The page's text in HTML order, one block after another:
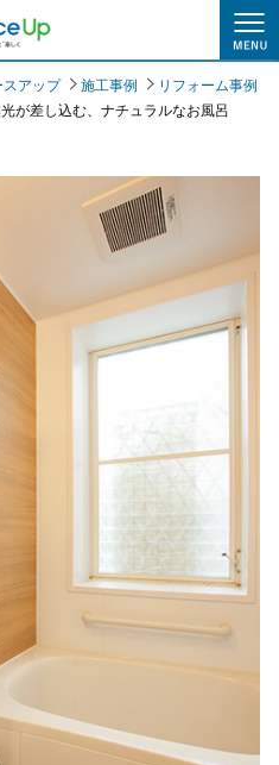
事例
スアップ 施工事例
リフォーム事例
が差し込む、ナチュラルなお風呂